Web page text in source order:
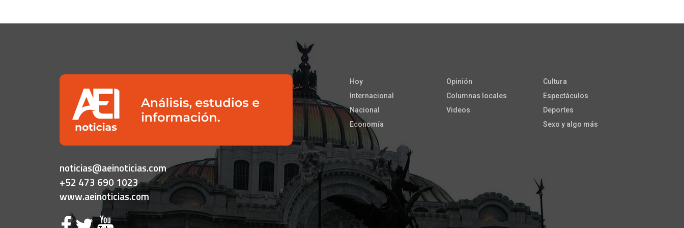
noticias@aeinoticias.com
+52 473 690 1023
www.aeinoticias.com
Hoy
Internacional
Nacional
Economía
Opinión
Columnas locales
Videos
Cultura
Espectáculos
Deportes
Sexo y algo más